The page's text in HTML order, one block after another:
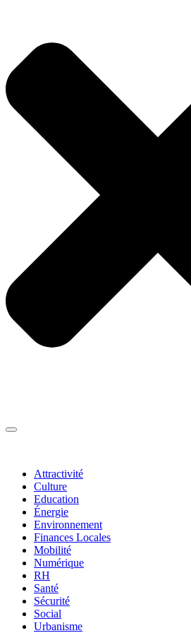
Attractivité
Culture
Education
Énergie
Environnement
Finances Locales
Mobilité
Numérique
RH
Santé
Sécurité
Social
Urbanisme